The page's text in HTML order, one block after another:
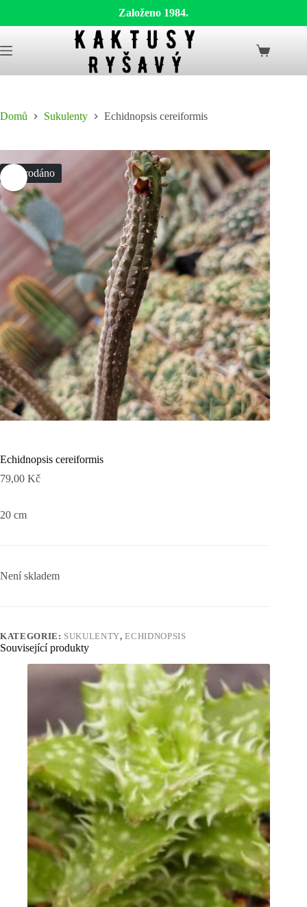
Založeno 1984.
to
content
Shopping
Domů Sukulenty Echidnopsis cereiformis
Vyprodáno
Echidnopsis cereiformis
79,00 Kč
20 cm
Není skladem
KATEGORIE: SUKULENTY,ECHIDNOPSIS
Související produkty